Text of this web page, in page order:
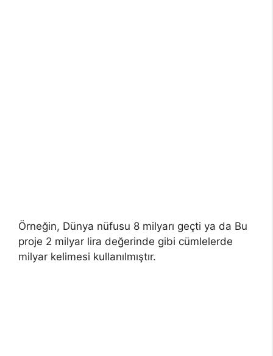
Örneğin, Dünya nüfusu 8 milyarı geçti ya da Bu
proje 2 milyar lira değerinde gibi cümlelerde
milyar kelimesi kullanılmıştır.